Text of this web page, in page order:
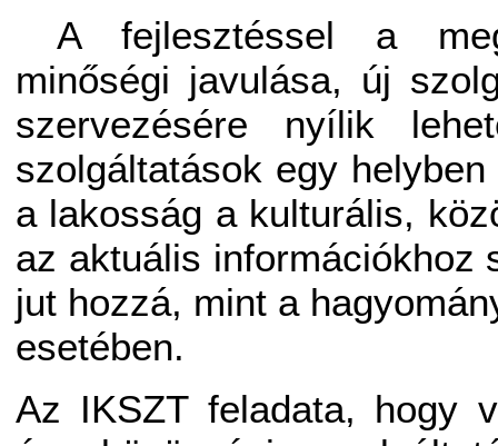
A fejlesztéssel a
minőségi javulása, új
szervezésére nyílik
szolgáltatások egy
a lakosság a kulturális,
az aktuális információkhoz
jut hozzá, mint a
esetében.
Az IKSZT feladata, hogy